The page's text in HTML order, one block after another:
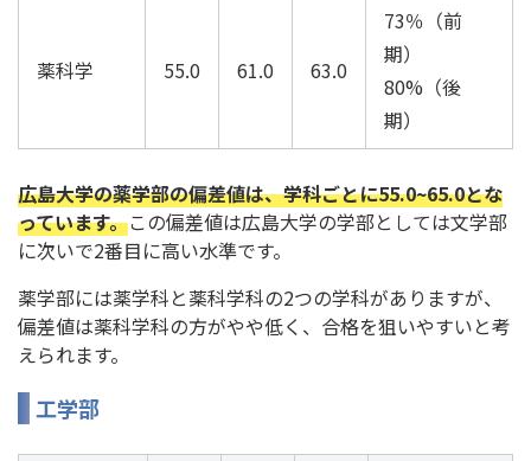
薬科学 55.0 61.0 63.0
73％（前
期）
80%（後
期）
広島大学の薬学部の偏差値は、学科ごとに55.0~65.0とな
っています。この偏差値は広島大学の学部としては文学部
に次いで2番目に高い水準です。
薬学部には薬学科と薬科学科の2つの学科がありますが、
偏差値は薬科学科の方がやや低く、合格を狙いやすいと考
えられます。
工学部